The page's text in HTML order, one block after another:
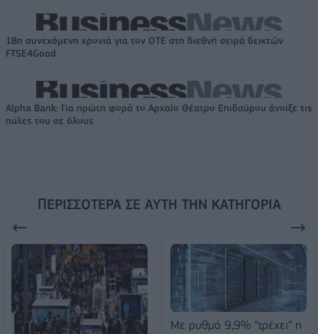
18η συνεχόμενη χρονιά για τον ΟΤΕ στη διεθνή σειρά δεικτών
FTSE4Good
Alpha Bank: Για πρώτη φορά το Αρχαίο Θέατρο Επιδαύρου άνοιξε τις
πύλες του σε όλους
ΠΕΡΙΣΣΌΤΕΡΑ ΣΕ ΑΥΤΉ ΤΗΝ ΚΑΤΗΓΟΡΊΑ
Με ρυθμό 9,9% “τρέχει” η